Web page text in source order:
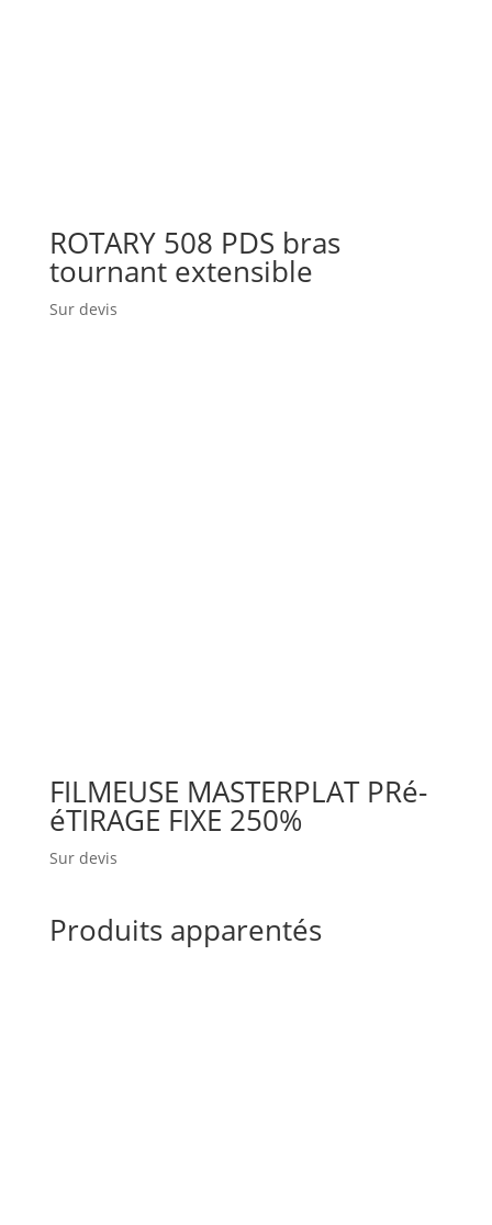
ROTARY 508 PDS bras
tournant extensible
Sur devis
FILMEUSE MASTERPLAT PRé-
éTIRAGE FIXE 250%
Sur devis
Produits apparentés